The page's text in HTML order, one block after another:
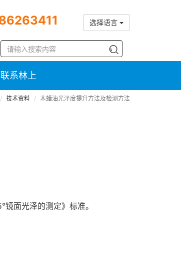
选择语言
联系林上
技术资料 木蜡油光泽度提升方法及检测方法
面光泽的测定》标准。